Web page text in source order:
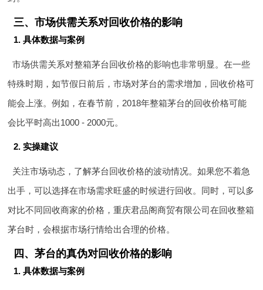
三、市场供需关系对回收价格的影响
1. 具体数据与案例
市场供需关系对整箱茅台回收价格的影响也非常明显。在一些
特殊时期，如节假日前后，市场对茅台的需求增加，回收价格可
能会上涨。例如，在春节前，2018年整箱茅台的回收价格可能
会比平时高出1000 - 2000元。
2. 实操建议
关注市场动态，了解茅台回收价格的波动情况。如果您不着急
出手，可以选择在市场需求旺盛的时候进行回收。同时，可以多
对比不同回收商家的价格，重庆君品阁商贸有限公司在回收整箱
茅台时，会根据市场行情给出合理的价格。
四、茅台的真伪对回收价格的影响
1. 具体数据与案例